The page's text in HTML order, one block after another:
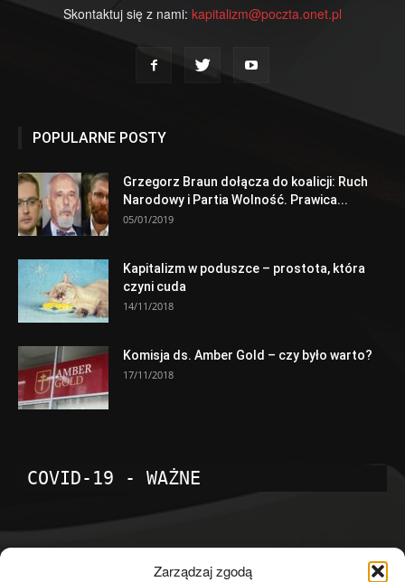
Zarządzaj zgodą
Skontaktuj się z nami: kapitalizm@poczta.onet.pl
POPULARNE POSTY
Grzegorz Braun dołącza do koalicji: Ruch
Narodowy i Partia Wolność. Prawica...
05/01/2019
Kapitalizm w poduszce – prostota, która
czyni cuda
14/11/2018
Komisja ds. Amber Gold – czy było warto?
17/11/2018
COVID-19 - WAŻNE